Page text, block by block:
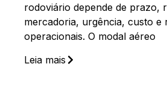
rodoviário depende de prazo,
mercadoria, urgência, custo e
operacionais. O modal aéreo
Leia mais